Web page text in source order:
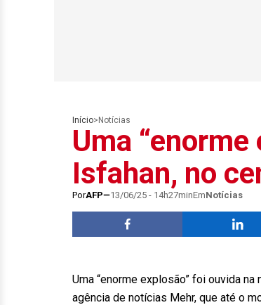
Início> Notícias
Uma
Isfahan, no
PorAFP 13/06/25 - 14h27minEmNotícias
Uma “enorme explosão” foi ouvida
agência de notícias Mehr, que até o